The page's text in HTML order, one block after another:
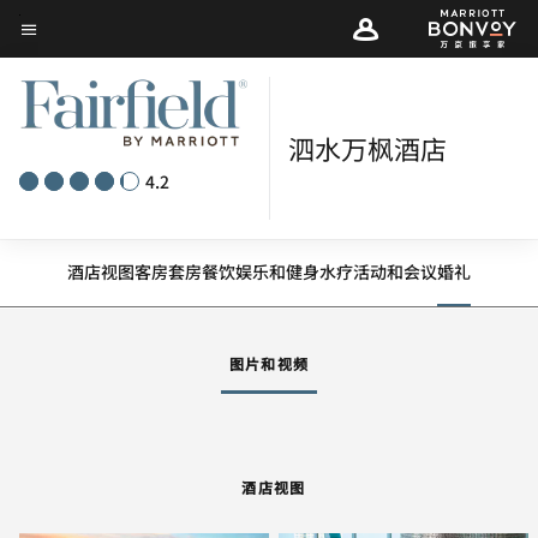
Skip
to
main
content
菜单文本
4.2
泗水万枫酒店
酒店视图客房套房餐饮娱乐和健身水疗活动和会议婚礼
图片和视频
酒店视图